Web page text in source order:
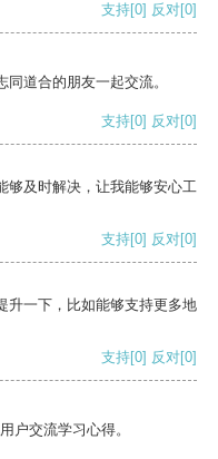
支持[0] 反对[0]
道合的朋友一起交流。
支持[0] 反对[0]
够及时解决，让我能够安心工
支持[0] 反对[0]
升一下，比如能够支持更多地
支持[0] 反对[0]
户交流学习心得。